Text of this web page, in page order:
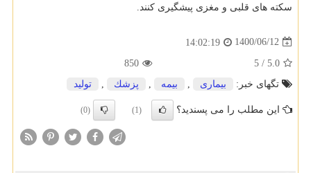
سکته های قلبی و مغزی پیشگیری کنند.
1400/06/12
14:02:19
5.0
/
5
850
تگهای خبر:
بیماری بیمه پزشك تولید
این مطلب را می پسندید؟ (1)
(0)